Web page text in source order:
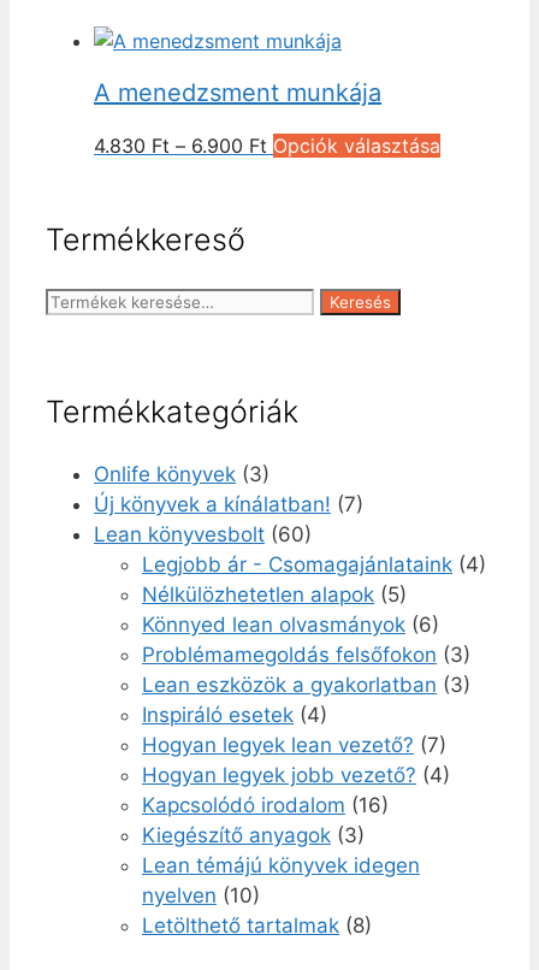
6.900 Ft
változatok
A menedzsment munkája
4.830 Ft – 6.900 Ft Ártartomány:
Opciók választása
Termékkereső
Keresés
Keresés
Termékkategóriák
Onlife könyvek (3)
Új könyvek a kínálatban! (7)
Lean könyvesbolt (60)
Legjobb ár - Csomagajánlataink (4)
Nélkülözhetetlen alapok (5)
Könnyed lean olvasmányok (6)
Problémamegoldás felsőfokon (3)
Lean eszközök a gyakorlatban (3)
Inspiráló esetek (4)
Hogyan legyek lean vezető? (7)
Hogyan legyek jobb vezető? (4)
Kapcsolódó irodalom (16)
Kiegészítő anyagok (3)
Lean témájú könyvek idegen
nyelven (10)
Letölthető tartalmak (8)